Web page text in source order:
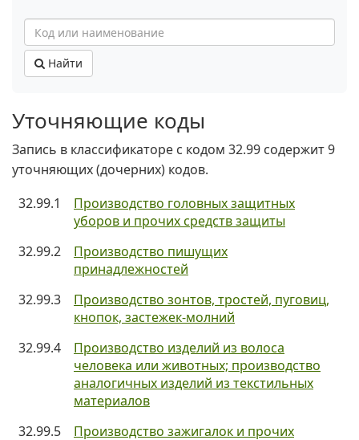
Найти
Уточняющие коды
Запись в классификаторе с кодом 32.99 содержит 9
уточняющих (дочерних) кодов.
32.99.1
Производство головных защитных
уборов и прочих средств защиты
32.99.2
Производство пишущих
принадлежностей
32.99.3
Производство зонтов, тростей, пуговиц,
кнопок, застежек-молний
32.99.4
Производство изделий из волоса
человека или животных; производство
аналогичных изделий из текстильных
материалов
32.99.5
Производство зажигалок и прочих